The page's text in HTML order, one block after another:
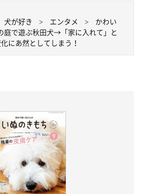
犬が好き エンタメ
かわい
庭で遊ぶ秋田犬→「家に入れて」と
にあ然としてしまう！